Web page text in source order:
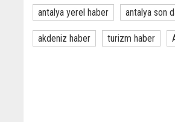
antalya yerel haber antalya son
akdeniz haber turizm haber